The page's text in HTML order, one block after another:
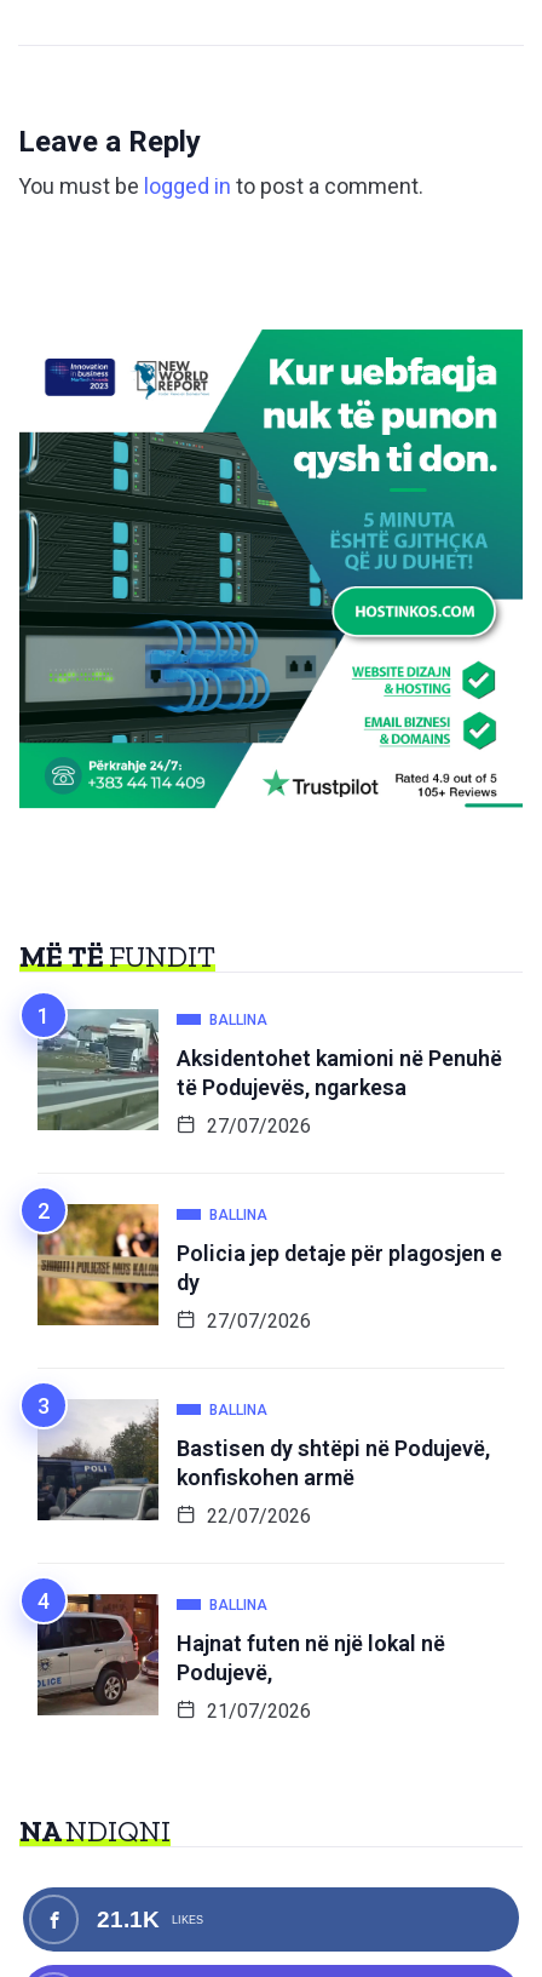
Leave a Reply
You must be logged in to post a comment.
MË TËFUNDIT
BALLINA
Aksidentohet kamioni në Penuhë
të Podujevës, ngarkesa
27/07/2026
BALLINA
Policia jep detaje për plagosjen e
dy
27/07/2026
BALLINA
Bastisen dy shtëpi në Podujevë,
konfiskohen armë
22/07/2026
BALLINA
Hajnat futen në një lokal në
Podujevë,
21/07/2026
NANDIQNI
21.1K LIKES